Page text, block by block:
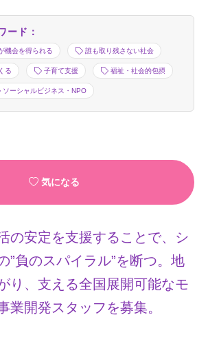
ード：
機会を得られる 誰も取り残さない社会
る 子育て支援 福祉・社会的包摂
ソーシャルビジネス・NPO
気になる
の安定を支援することで、シ
”負のスパイラル”を断つ。地
り、支える全国展開可能なモ
業開発スタッフを募集。